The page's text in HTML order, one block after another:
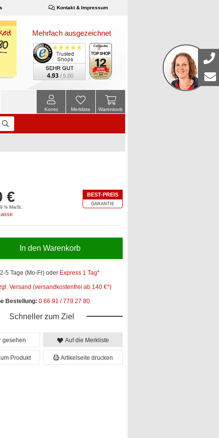
Kontakt & Impressum
Mehrfach ausgezeichnet
4.93 / 5.00
Warenkorb
Merkliste
Konto
BEST-PREIS
GARANTIE
€
% MwSt.
In den Warenkorb
2-5 Tage (Mo-Fr) oder Express 1 Tag*
Versand (versandkostenfrei ab 140 €*)
Bestellung: 0 66 91 / 779 27 80
Schneller zum Ziel
gesehen Auf die Merkliste
Produkt Artikelseite drucken